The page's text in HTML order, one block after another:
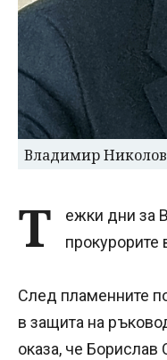
Владимир
Т
ежки дни за
прокурорите
След пламенните
в защита на
оказа, че